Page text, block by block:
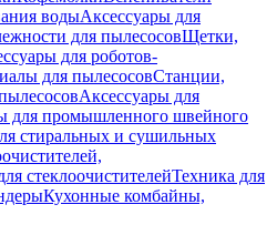
водыАксессуары для
для пылесосовЩетки,
для роботов-
для пылесосовСтанции,
Аксессуары для
для промышленного швейного
стиральных и сушильных
стеклоочистителейТехника для
Кухонные комбайны,